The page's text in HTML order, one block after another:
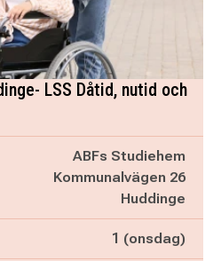
LSS Dåtid, nutid och
ABFs Studiehem
Kommunalvägen 26
Huddinge
1 (onsdag)